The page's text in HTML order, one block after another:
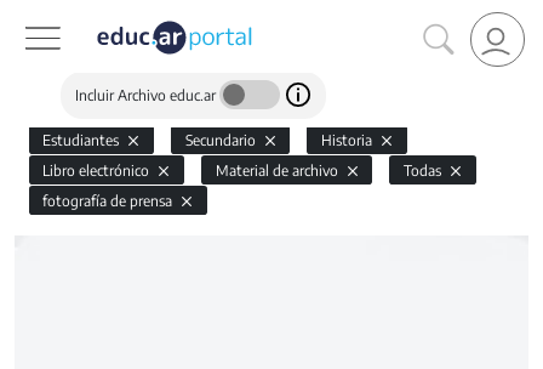
Incluir Archivo educ.ar
Estudiantes Secundario
Historia
Libro electrónico
Material de archivo
Todas
fotografía de prensa